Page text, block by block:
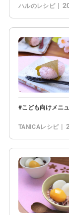
ハルのレシピ
こども向けメニ
TANICAレシピ